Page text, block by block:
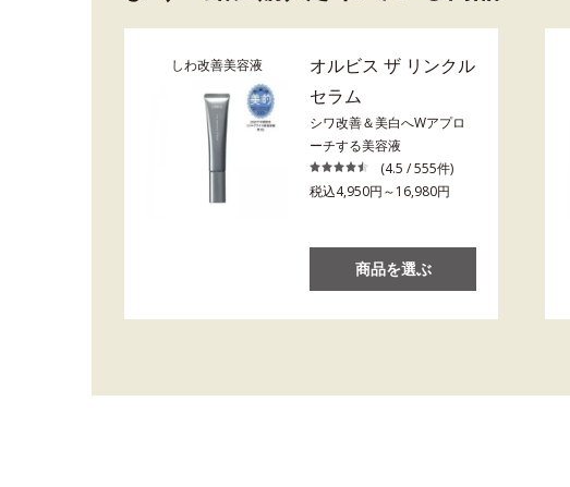
しわ改善美容液
オルビス ザ リンクル
セラム
シワ改善＆美白へWアプロ
ーチする美容液
(4.5 / 555件)
税込4,950円～16,980円
商品を選ぶ